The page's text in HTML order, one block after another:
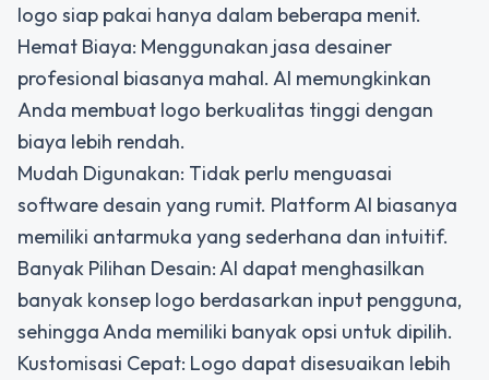
logo siap pakai hanya dalam beberapa menit.
Hemat Biaya: Menggunakan jasa desainer
profesional biasanya mahal. AI memungkinkan
Anda membuat logo berkualitas tinggi dengan
biaya lebih rendah.
Mudah Digunakan: Tidak perlu menguasai
software desain yang rumit. Platform AI biasanya
memiliki antarmuka yang sederhana dan intuitif.
Banyak Pilihan Desain: AI dapat menghasilkan
banyak konsep logo berdasarkan input pengguna,
sehingga Anda memiliki banyak opsi untuk dipilih.
Kustomisasi Cepat: Logo dapat disesuaikan lebih